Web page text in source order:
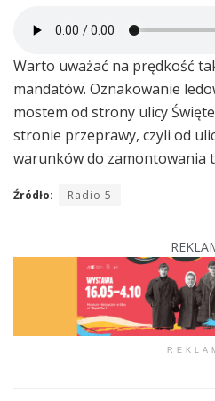
Warto uważać na prędkość
mandatów. Oznakowanie
mostem od strony ulicy
stronie przeprawy, czyli od
warunków do zamontowania
Źródło: Radio 5